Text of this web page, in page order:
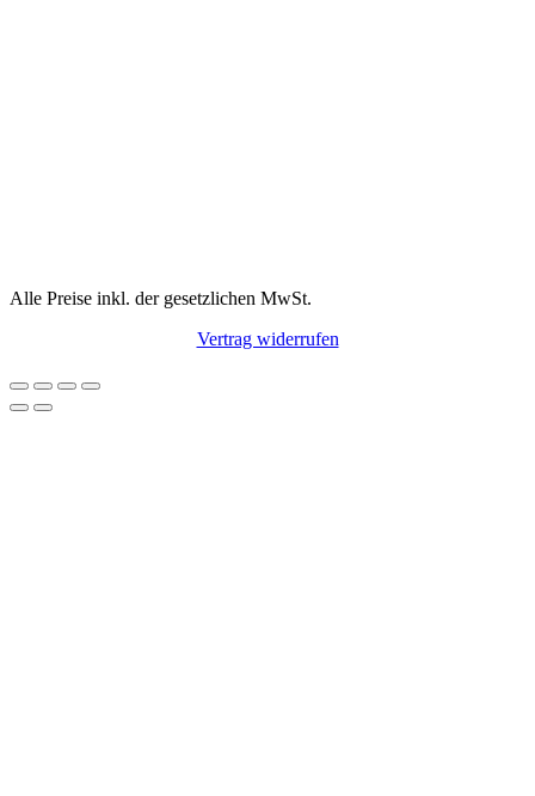
Alle Preise inkl. der gesetzlichen MwSt.
Vertrag widerrufen